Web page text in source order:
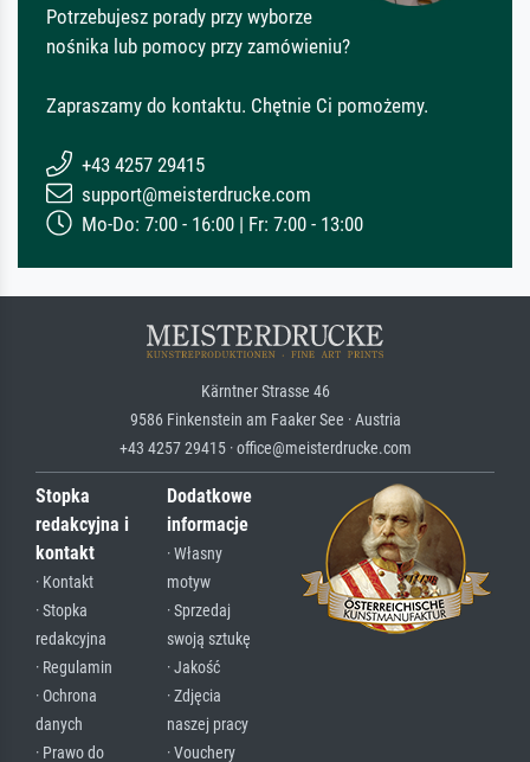
Potrzebujesz porady przy wyborze
nośnika lub pomocy przy zamówieniu?
Zapraszamy do kontaktu. Chętnie Ci pomożemy.
+43 4257 29415
support@meisterdrucke.com
Mo-Do: 7:00 - 16:00 | Fr: 7:00 - 13:00
Kärntner Strasse 46
9586 Finkenstein am Faaker See · Austria
+43 4257 29415 · office@meisterdrucke.com
Stopka
redakcyjna i
kontakt
· Kontakt
· Stopka
redakcyjna
· Regulamin
· Ochrona
danych
· Prawo do
Dodatkowe
informacje
· Własny
motyw
· Sprzedaj
swoją sztukę
· Jakość
· Zdjęcia
naszej pracy
· Vouchery